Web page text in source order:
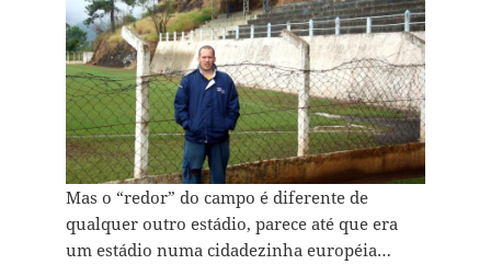
Mas o “redor” do campo é diferente de
qualquer outro estádio, parece até que era
um estádio numa cidadezinha européia…